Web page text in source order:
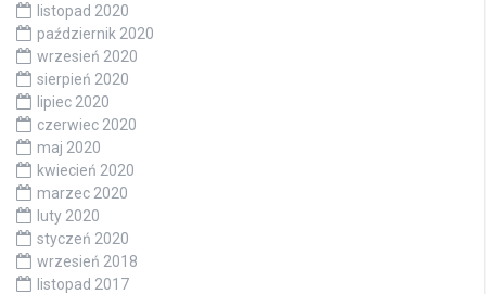
listopad 2020
październik 2020
wrzesień 2020
sierpień 2020
lipiec 2020
czerwiec 2020
maj 2020
kwiecień 2020
marzec 2020
luty 2020
styczeń 2020
wrzesień 2018
listopad 2017